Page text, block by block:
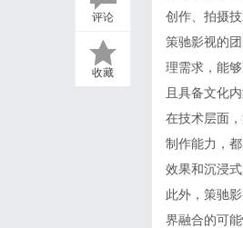
评论
收藏
创作、拍摄
策驰影视的
理需求，能
且具备文化
在技术层面
制作能力，
效果和沉浸式
此外，策驰
界融合的可